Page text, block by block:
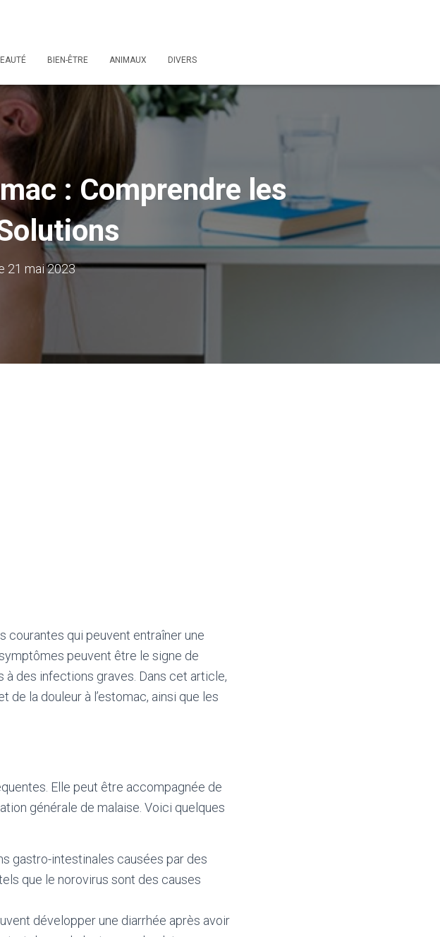
BIEN-ÊTRE ANIMAUX DIVERS
: Comprendre les
21 mai 2023
courantes qui peuvent entraîner une
peuvent être le signe de
des infections graves. Dans cet article,
la douleur à l’estomac, ainsi que les
Elle peut être accompagnée de
générale de malaise. Voici quelques
gastro-intestinales causées par des
que le norovirus sont des causes
développer une diarrhée après avoir